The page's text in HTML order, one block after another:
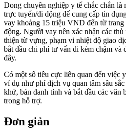
Dong chuyên nghiệp y tế chắc chắn
trực tuyến/di động để cung cấp tín
vay khoảng 15 triệu VND đến từ trang
động. Người vay nên xác nhận các
thiện từ vựng, phạm vi nhiệt độ giao
bắt đầu chi phí tư vấn đi kèm chậm và
đây.
Có một số tiêu cực liên quan đến việc
ví dụ như phí dịch vụ quan tâm sâu
khứ, bán danh tính và bắt đầu các văn
trong hỗ trợ.
Đơn giản